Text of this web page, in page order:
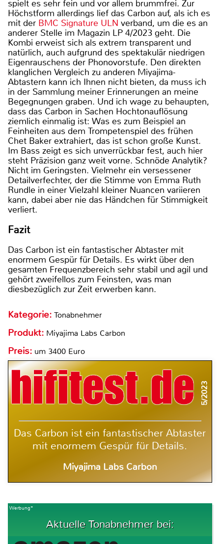
spielt es sehr fein und vor allem brummfrei. Zur
Höchstform allerdings lief das Carbon auf, als ich es
mit der BMC Signature ULN verband, um die es an
anderer Stelle im Magazin LP 4/2023 geht. Die
Kombi erweist sich als extrem transparent und
natürlich, auch aufgrund des spektakulär niedrigen
Eigenrauschens der Phonovorstufe. Den direkten
klanglichen Vergleich zu anderen Miyajima-
Abtastern kann ich Ihnen nicht bieten, da muss ich
in der Sammlung meiner Erinnerungen an meine
Begegnungen graben. Und ich wage zu behaupten,
dass das Carbon in Sachen Hochtonauflösung
ziemlich einmalig ist: Was es zum Beispiel an
Feinheiten aus dem Trompetenspiel des frühen
Chet Baker extrahiert, das ist schon große Kunst.
Im Bass zeigt es sich unverrückbar fest, auch hier
steht Präzision ganz weit vorne. Schnöde Analytik?
Nicht im Geringsten. Vielmehr ein versessener
Detailverfechter, der die Stimme von Emma Ruth
Rundle in einer Vielzahl kleiner Nuancen variieren
kann, dabei aber nie das Händchen für Stimmigkeit
verliert.
Fazit
Das Carbon ist ein fantastischer Abtaster mit
enormem Gespür für Details. Es wirkt über den
gesamten Frequenzbereich sehr stabil und agil und
gehört zweifellos zum Feinsten, was man
diesbezüglich zur Zeit erwerben kann.
Kategorie: Tonabnehmer
Produkt: Miyajima Labs Carbon
Preis: um 3400 Euro
5/2023
Das Carbon ist ein fantastischer Abtaster
mit enormem Gespür für Details.
Miyajima Labs Carbon
Werbung*
Aktuelle Tonabnehmer bei: